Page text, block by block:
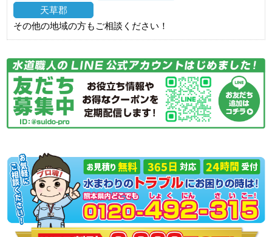
天草郡
その他の地域の方もご相談ください！